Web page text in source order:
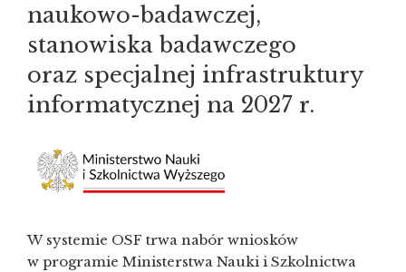
naukowo-badawczej,
stanowiska badawczego
oraz specjalnej infrastruktury
informatycznej na 2027 r.
W systemie OSF trwa nabór wniosków
w programie Ministerstwa Nauki i Szkolnictwa